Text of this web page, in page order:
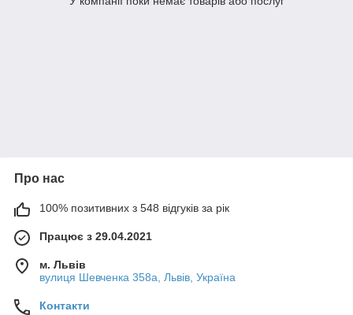
Про нас
100% позитивних з 548 відгуків за рік
Працює з 29.04.2021
м. Львів
вулиця Шевченка 358а, Львів, Україна
Контакти